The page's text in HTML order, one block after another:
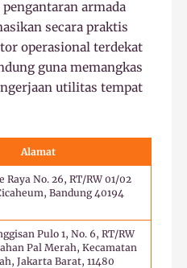
armada
secara praktis
operasional terdekat
guna memangkas
utilitas tempat
Alamat
Raya No. 26, RT/RW 01/02
Bandung 40194
Pulo 1, No. 6, RT/RW
Pal Merah, Kecamatan
Jakarta Barat, 11480